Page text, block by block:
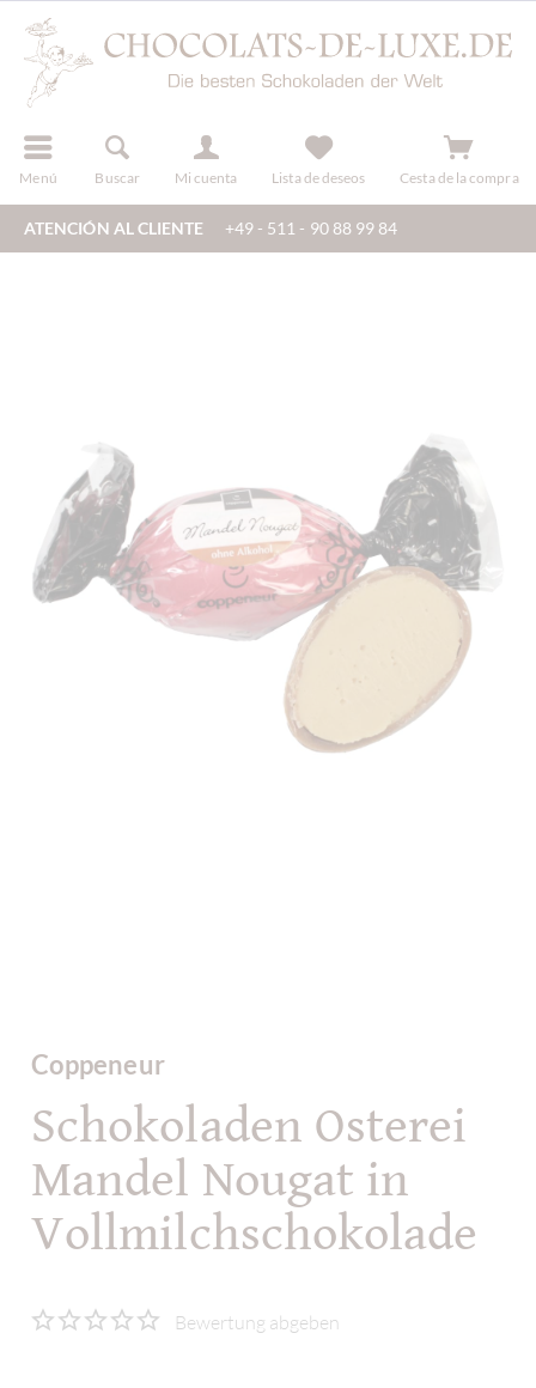
Menú Buscar Mi cuenta
registro Lista de deseos Cesta de la compra
ATENCIÓN AL CLIENTE +49 - 511 - 90 88 99 84
Coppeneur
Schokoladen Osterei
Mandel Nougat in
Vollmilchschokolade
Bewertung abgeben